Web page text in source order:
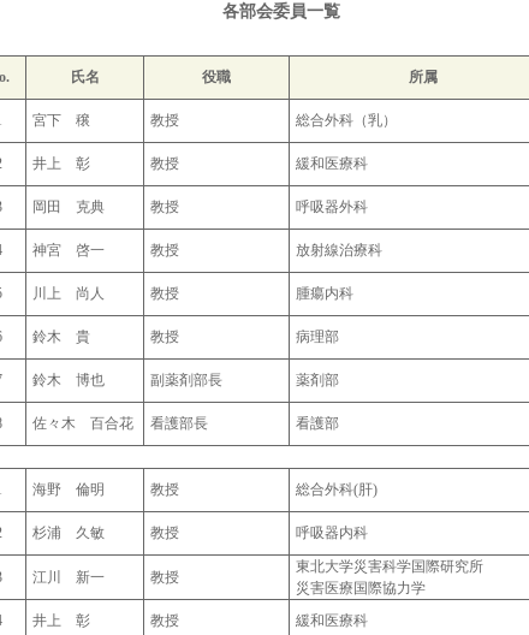
各部会委員一覧
氏名 役職 所属
宮下 穣 教授 総合外科（乳）
井上 彰 教授 緩和医療科
岡田 克典 教授 呼吸器外科
神宮 啓一 教授 放射線治療科
川上 尚人 教授 腫瘍内科
鈴木 貴 教授 病理部
鈴木 博也 副薬剤部長 薬剤部
佐々木 百合花 看護部長 看護部
海野 倫明 教授 総合外科(肝)
杉浦 久敏 教授 呼吸器内科
江川 新一 教授
東北大学災害科学国際研究所
災害医療国際協力学
井上 彰 教授 緩和医療科